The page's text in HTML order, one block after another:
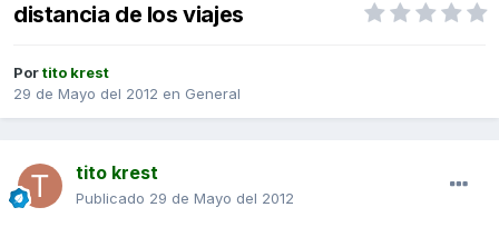
distancia de los viajes
Portito krest
29 de Mayo del 2012 en General
tito krest
Publicado 29 de Mayo del 2012